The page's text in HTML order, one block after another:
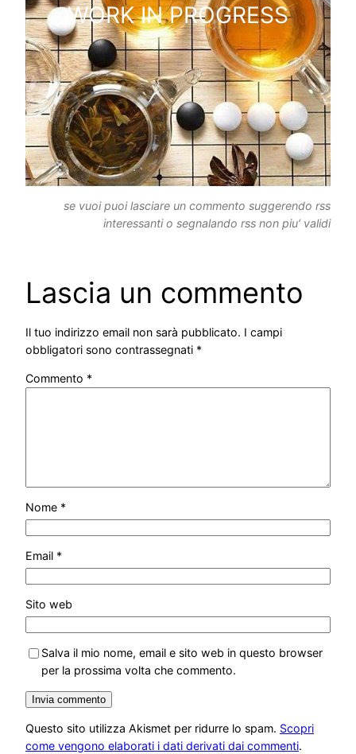
WORK IN PROGRESS
se vuoi puoi lasciare un commento suggerendo rss
interessanti o segnalando rss non piu’ validi
Lascia un commento
Il tuo indirizzo email non sarà pubblicato. I campi
obbligatori sono contrassegnati *
Commento *
Nome *
Email *
Sito web
Salva il mio nome, email e sito web in questo browser
per la prossima volta che commento.
Questo sito utilizza Akismet per ridurre lo spam. Scopri
come vengono elaborati i dati derivati dai commenti.